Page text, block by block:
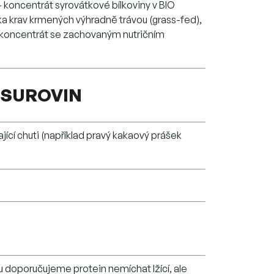
syrovátkové bílkoviny v BIO
krav krmených výhradně trávou (grass-fed),
se zachovaným nutričním
chuti (například pravý kakaový prášek
doporučujeme protein nemíchat lžící, ale